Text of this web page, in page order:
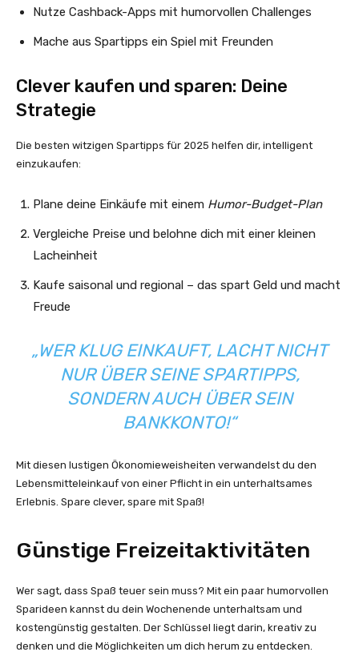
Nutze Cashback-Apps mit humorvollen Challenges
Mache aus Spartipps ein Spiel mit Freunden
Clever kaufen und sparen: Deine
Strategie
Die besten witzigen Spartipps für 2025 helfen dir, intelligent
einzukaufen:
Plane deine Einkäufe mit einem Humor-Budget-Plan
Vergleiche Preise und belohne dich mit einer kleinen
Lacheinheit
Kaufe saisonal und regional – das spart Geld und macht
Freude
„WER KLUG EINKAUFT, LACHT NICHT
NUR ÜBER SEINE SPARTIPPS,
SONDERN AUCH ÜBER SEIN
BANKKONTO!“
Mit diesen lustigen Ökonomieweisheiten verwandelst du den
Lebensmitteleinkauf von einer Pflicht in ein unterhaltsames
Erlebnis. Spare clever, spare mit Spaß!
Günstige Freizeitaktivitäten
Wer sagt, dass Spaß teuer sein muss? Mit ein paar humorvollen
Sparideen kannst du dein Wochenende unterhaltsam und
kostengünstig gestalten. Der Schlüssel liegt darin, kreativ zu
denken und die Möglichkeiten um dich herum zu entdecken.